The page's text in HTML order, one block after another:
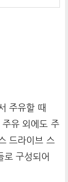
주유할 때
유 외에도 주
드라이브 스
로 구성되어